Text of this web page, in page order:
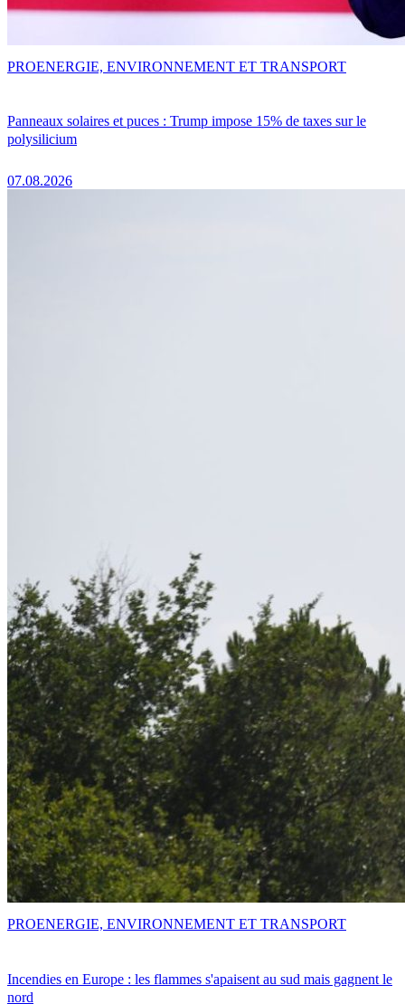
Panneaux solaires et puces : Trump impose 15% de taxes sur le
polysilicium
07.08.2026
PROENERGIE, ENVIRONNEMENT ET TRANSPORT
Incendies en Europe : les flammes s'apaisent au sud mais gagnent le
nord
PROENERGIE, ENVIRONNEMENT ET TRANSPORT